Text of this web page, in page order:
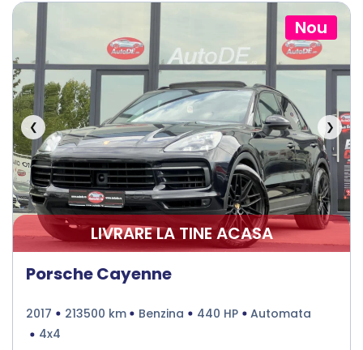
Nou
❮ ❯
LIVRARE LA TINE ACASA
Porsche Cayenne
2017 213500 km Benzina 440 HP
Automata
4x4